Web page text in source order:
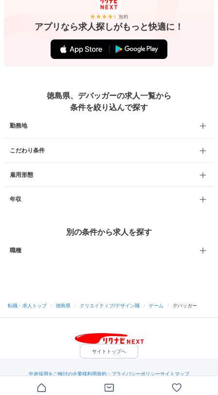
無料
アプリなら求人探しがもっと快適に！
徳島県、デバッガーの求人一覧から
条件を絞り込んで探す
勤務地
こだわり条件
雇用形態
年収
別の条件から求人を探す
職種
転職・求人トップ / 徳島県 / クリエイティブ/デザイン職 / ゲーム / デバッガー
サイトトップへ
中途採用をご検討の企業様利用規約・プライバシーポリシーサイトマップ
（C）Indeed Inc.